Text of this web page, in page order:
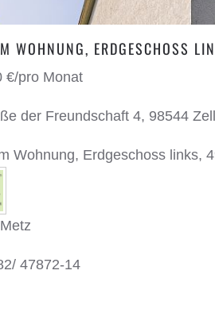
WOHNUNG, ERDGESCHOSS
€/pro Monat
der Freundschaft 4, 98544
Wohnung, Erdgeschoss links,
47872-14